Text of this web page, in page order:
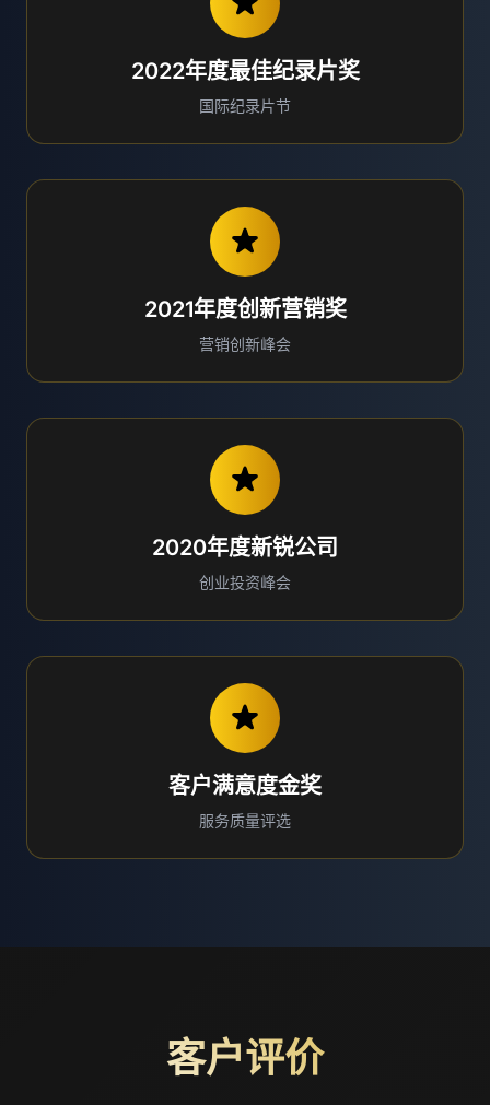
2022年度最佳纪录片奖
国际纪录片节
2021年度创新营销奖
营销创新峰会
2020年度新锐公司
创业投资峰会
客户满意度金奖
服务质量评选
客户评价